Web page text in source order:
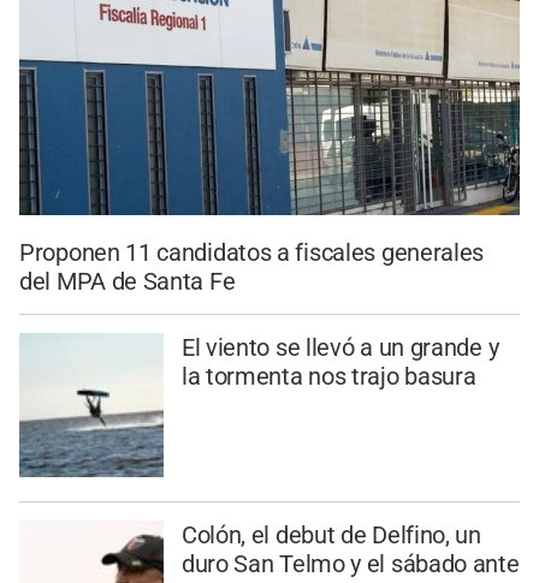
Proponen 11 candidatos a fiscales generales
del MPA de Santa Fe
El viento se llevó a un grande y
la tormenta nos trajo basura
Colón, el debut de Delfino, un
duro San Telmo y el sábado ante